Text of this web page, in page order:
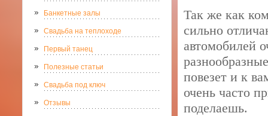
Банкетные залы
Свадьба на теплоходе
Первый танец
Полезные статьи
Свадьба под ключ
Отзывы
Так же как
сильно
автомобилей
повезет и к
очень часто
поделаешь.